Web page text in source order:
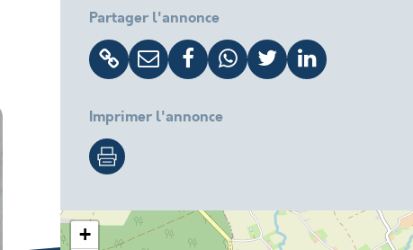
Partager l'annonce
Imprimer l'annonce
+